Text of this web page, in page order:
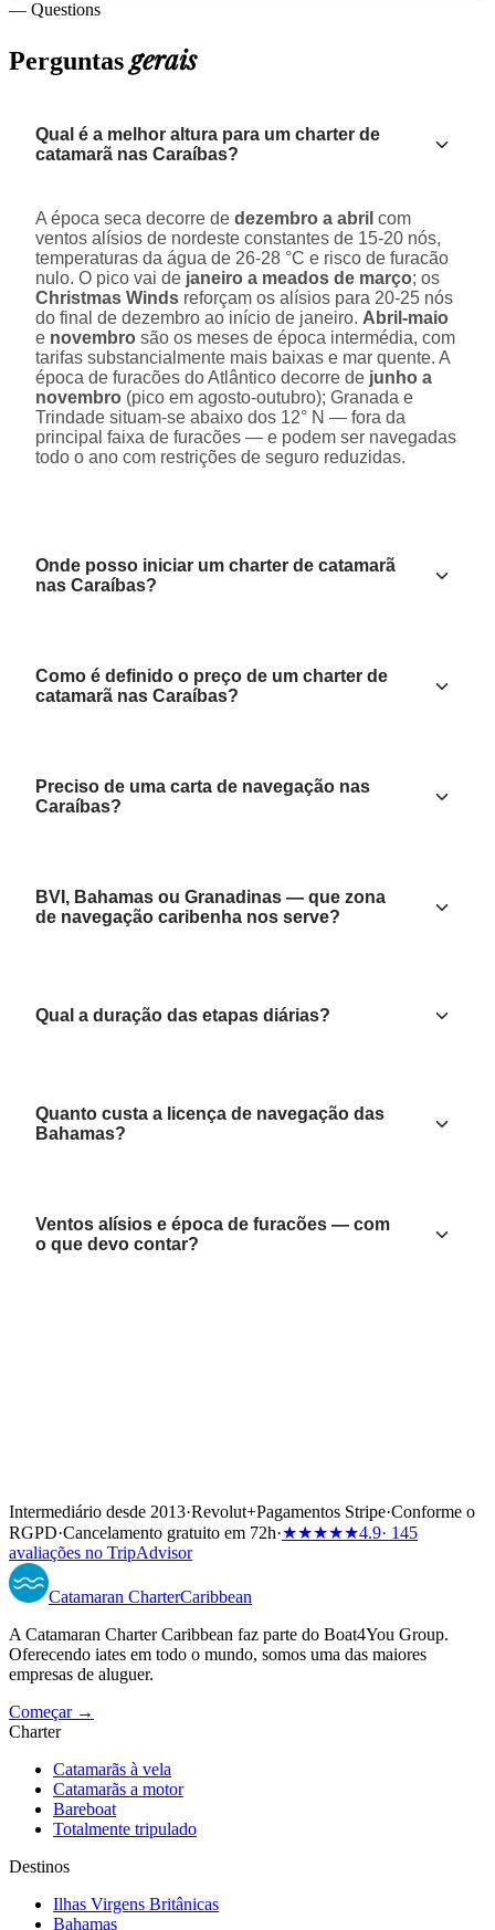
— Questions
Perguntasgerais
Qual é a melhor altura para um charter de
catamarã nas Caraíbas?
A época seca decorre de dezembro a abril com
ventos alísios de nordeste constantes de 15-20 nós,
temperaturas da água de 26-28 °C e risco de furacão
nulo. O pico vai de janeiro a meados de março; os
Christmas Winds reforçam os alísios para 20-25 nós
do final de dezembro ao início de janeiro. Abril-maio
e novembro são os meses de época intermédia, com
tarifas substancialmente mais baixas e mar quente. A
época de furacões do Atlântico decorre de junho a
novembro (pico em agosto-outubro); Granada e
Trindade situam-se abaixo dos 12° N — fora da
principal faixa de furacões — e podem ser navegadas
todo o ano com restrições de seguro reduzidas.
Onde posso iniciar um charter de catamarã
nas Caraíbas?
Como é definido o preço de um charter de
catamarã nas Caraíbas?
Preciso de uma carta de navegação nas
Caraíbas?
BVI, Bahamas ou Granadinas — que zona
de navegação caribenha nos serve?
Qual a duração das etapas diárias?
Quanto custa a licença de navegação das
Bahamas?
Ventos alísios e época de furacões — com
o que devo contar?
Intermediário desde 2013·Revolut+Pagamentos Stripe·Conforme o
RGPD·Cancelamento gratuito em 72h·★★★★★4.9· 145
avaliações no TripAdvisor
Catamaran CharterCaribbean
A Catamaran Charter Caribbean faz parte do Boat4You Group.
Oferecendo iates em todo o mundo, somos uma das maiores
empresas de aluguer.
Começar →
Charter
Catamarãs à vela
Catamarãs a motor
Bareboat
Totalmente tripulado
Destinos
Ilhas Virgens Britânicas
Bahamas